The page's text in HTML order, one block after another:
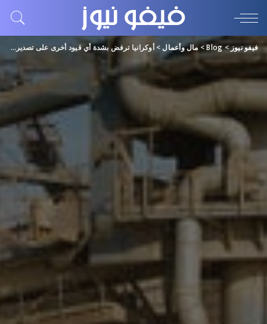
فيفو نيوز>
Blog
> مال وأعمال>أوكرانيا ترفض بشدة أي قيود أخرى على تصدير الحبوب